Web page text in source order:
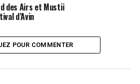
des Airs et Mustii
d’Avin
POUR COMMENTER